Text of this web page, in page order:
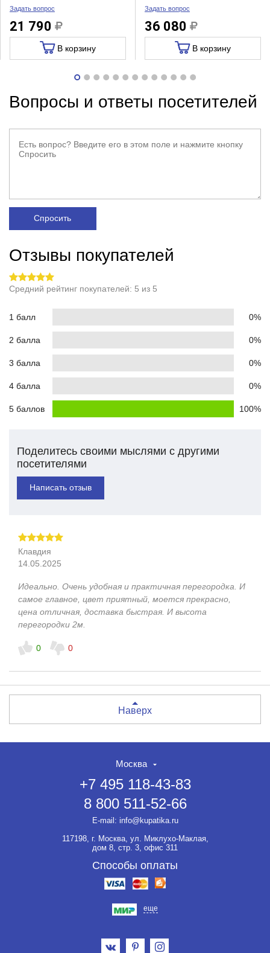
Задать вопрос
21 790
В корзину
Задать вопрос
36 080
В корзину
Вопросы и ответы посетителей
Спросить
Отзывы покупателей
Средний рейтинг покупателей: 5 из 5
1 балл 0%
2 балла 0%
3 балла 0%
4 балла 0%
5 баллов 100%
Поделитесь своими мыслями с другими
посетителями
Написать отзыв
Клавдия
14.05.2025
Идеально. Очень удобная и практичная перегородка. И
самое главное, цвет приятный, моется прекрасно,
цена отличная, доставка быстрая. И высота
перегородки 2м.
0 0
Наверх
Москва
+7 495 118-43-83
8 800 511-52-66
E-mail: info@kupatika.ru
117198, г. Москва, ул. Миклухо-Маклая,
дом 8, стр. 3, офис 311
Способы оплаты
еще